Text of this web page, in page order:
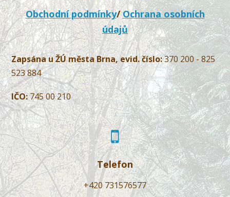
Obchodní podmínky/Ochrana osobních
údajů
Zapsána u ŽÚ města Brna, evid. číslo:370 200 - 825
523 884
IČO:745 00 210
Telefon
+420 731576577